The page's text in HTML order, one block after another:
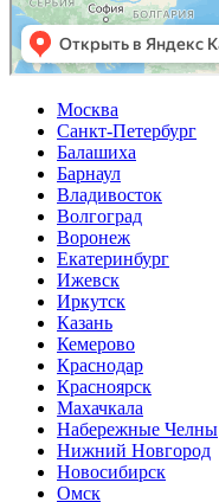
Москва
Санкт-Петербург
Балашиха
Барнаул
Владивосток
Волгоград
Воронеж
Екатеринбург
Ижевск
Иркутск
Казань
Кемерово
Краснодар
Красноярск
Махачкала
Набережные Челны
Нижний Новгород
Новосибирск
Омск